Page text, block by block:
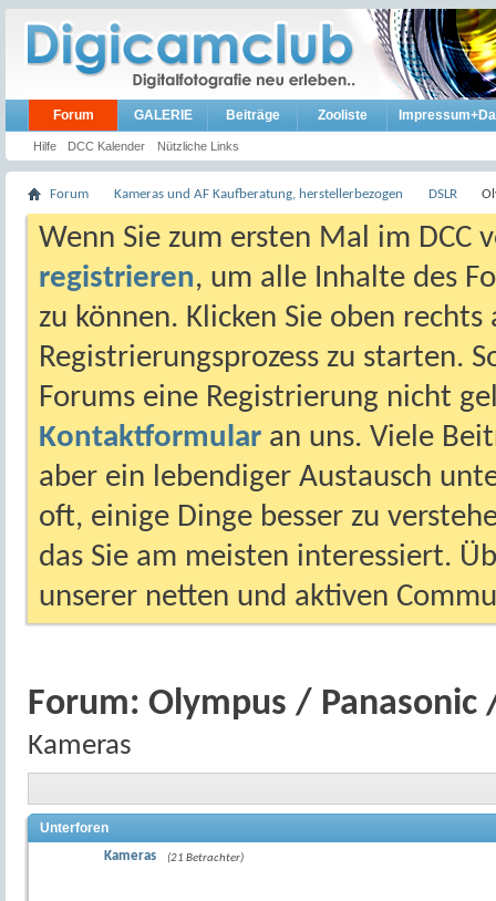
Forum
Hilfe DCC Kalender Nützliche Links
GALERIE Beiträge Zooliste
Forum Kameras und AF Kaufberatung, herstellerbezogen DSLR
Wenn Sie zum ersten Mal im DCC
registrieren, um alle Inhalte des
zu können. Klicken Sie oben
Registrierungsprozess zu starten.
Forums eine Registrierung nicht
Kontaktformular an uns. Viele
aber ein lebendiger Austausch
oft, einige Dinge besser zu
das Sie am meisten interessiert.
unserer netten und aktiven
Forum: Olympus / Panasonic
Kameras
Unterforen
Kameras (21 Betrachter)